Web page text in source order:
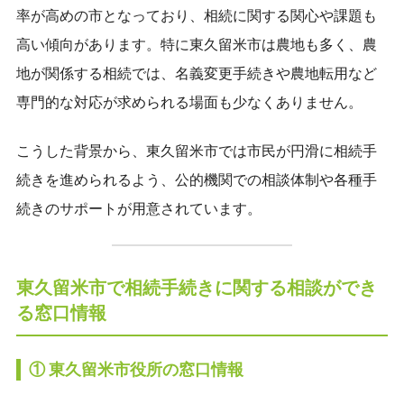
率が高めの市となっており、相続に関する関心や課題も
高い傾向があります。特に東久留米市は農地も多く、農
地が関係する相続では、名義変更手続きや農地転用など
専門的な対応が求められる場面も少なくありません。
こうした背景から、東久留米市では市民が円滑に相続手
続きを進められるよう、公的機関での相談体制や各種手
続きのサポートが用意されています。
東久留米市で相続手続きに関する相談ができ
る窓口情報
① 東久留米市役所の窓口情報